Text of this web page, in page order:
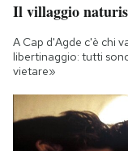
Il villaggio
A Cap d'Agde c'è chi
libertinaggio: tutti
vietare»